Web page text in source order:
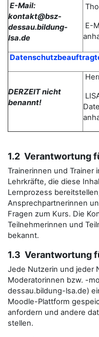
E-Mail:
kontakt@bsz-
dessau.bildung-
lsa.de
E-
DERZEIT nicht
benannt!
1.2 Verantwortung
Trainerinnen und Trainer
Lehrkräfte, die diese
Lernprozess
Ansprechpartnerinnen
Fragen zum Kurs. Die
Teilnehmerinnen und
bekannt.
1.3 Verantwortung
Jede Nutzerin und jeder
Moderatorinnen bzw. -
dessau.bildung-lsa.de)
Moodle-Plattform
anfordern und andere
stellen.